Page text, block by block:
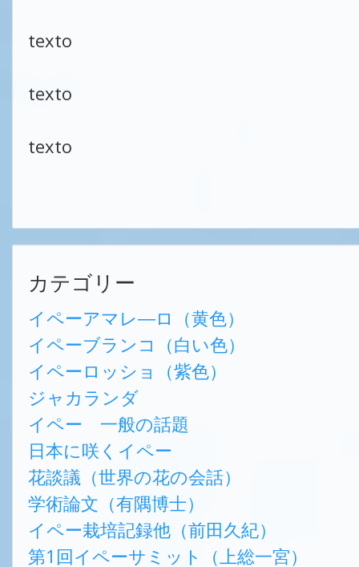
texto
texto
texto
カテゴリー
イペーアマレ―ロ（黄色）
イペーブランコ（白い色）
イペーロッショ（紫色）
ジャカランダ
イペー 一般の話題
日本に咲くイペー
花談議（世界の花の会話）
学術論文（有隅博士）
イペー栽培記録他（前田久紀）
第1回イペーサミット（上総一宮）